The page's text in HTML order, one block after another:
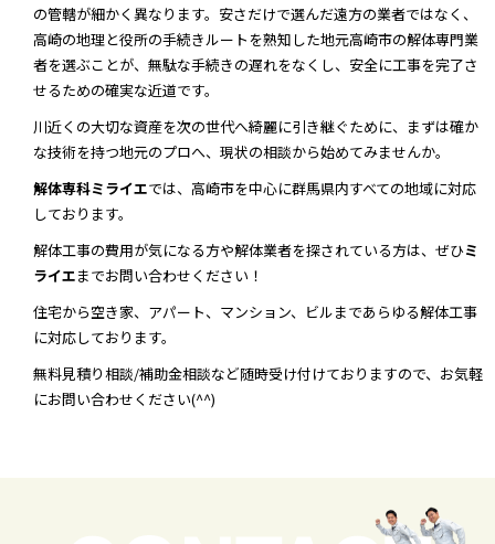
の管轄が細かく異なります。安さだけで選んだ遠方の業者ではなく、
高崎の地理と役所の手続きルートを熟知した地元高崎市の解体専門業
者を選ぶことが、無駄な手続きの遅れをなくし、安全に工事を完了さ
せるための確実な近道です。
川近くの大切な資産を次の世代へ綺麗に引き継ぐために、まずは確か
な技術を持つ地元のプロへ、現状の相談から始めてみませんか。
解体専科ミライエでは、高崎市を中心に群馬県内すべての地域に対応
しております。
解体工事の費用が気になる方や解体業者を探されている方は、ぜひミ
ライエまでお問い合わせください！
住宅から空き家、アパート、マンション、ビルまであらゆる解体工事
に対応しております。
無料見積り相談/補助金相談など随時受け付けておりますので、お気軽
にお問い合わせください(^^)